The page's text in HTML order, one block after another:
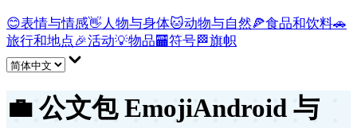
😊表情与情感👋 人物与身体🐱动物与自然🍕食品和饮料🚗
旅行和地点🎉活动💡物品🏧符号🏁旗帜
💼 公文包 EmojiAndroid 与